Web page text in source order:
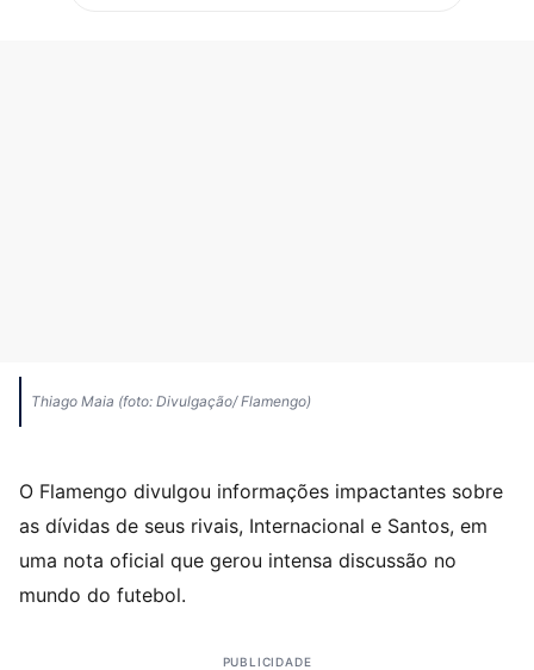
Thiago Maia (foto: Divulgação/ Flamengo)
O Flamengo divulgou informações impactantes sobre
as dívidas de seus rivais, Internacional e Santos, em
uma nota oficial que gerou intensa discussão no
mundo do futebol.
PUBLICIDADE